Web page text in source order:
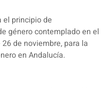
el principio de
género contemplado en el
de noviembre, para la
en Andalucía.